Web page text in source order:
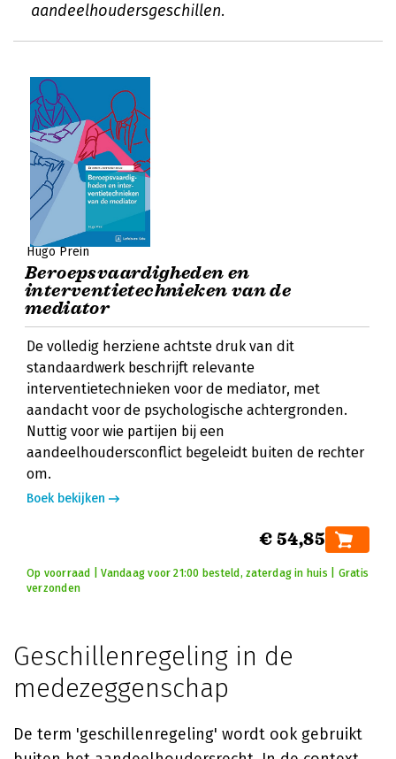
aandeelhoudersgeschillen.
Hugo Prein
Beroepsvaardigheden en
interventietechnieken van de
mediator
De volledig herziene achtste druk van dit
standaardwerk beschrijft relevante
interventietechnieken voor de mediator, met
aandacht voor de psychologische achtergronden.
Nuttig voor wie partijen bij een
aandeelhoudersconflict begeleidt buiten de rechter
om.
Boek bekijken
€ 54,85
Op voorraad | Vandaag voor 21:00 besteld, zaterdag in huis | Gratis
verzonden
Geschillenregeling in de
medezeggenschap
De term 'geschillenregeling' wordt ook gebruikt